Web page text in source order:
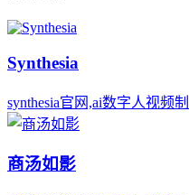
Synthesia
synthesia官网,ai数字人视频
商汤如影